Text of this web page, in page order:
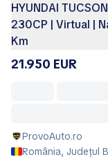
HYUNDAI
230CP | Virtual |
Km
21.950 EUR
ProvoAuto.ro
România, Județul